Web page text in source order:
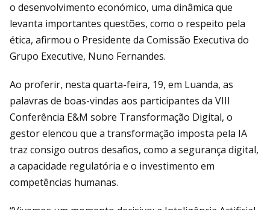
o desenvolvimento económico, uma dinâmica que
levanta importantes questões, como o respeito pela
ética, afirmou o Presidente da Comissão Executiva do
Grupo Executive, Nuno Fernandes.
Ao proferir, nesta quarta-feira, 19, em Luanda, as
palavras de boas-vindas aos participantes da VIII
Conferência E&M sobre Transformação Digital, o
gestor elencou que a transformação imposta pela IA
traz consigo outros desafios, como a segurança digital,
a capacidade regulatória e o investimento em
competências humanas.